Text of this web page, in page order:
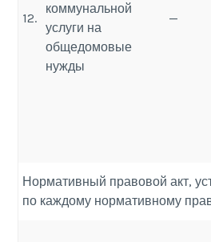
12.
коммунальной
услуги на
общедомовые
нужды
—
Нормативный правовой акт,
по каждому нормативному